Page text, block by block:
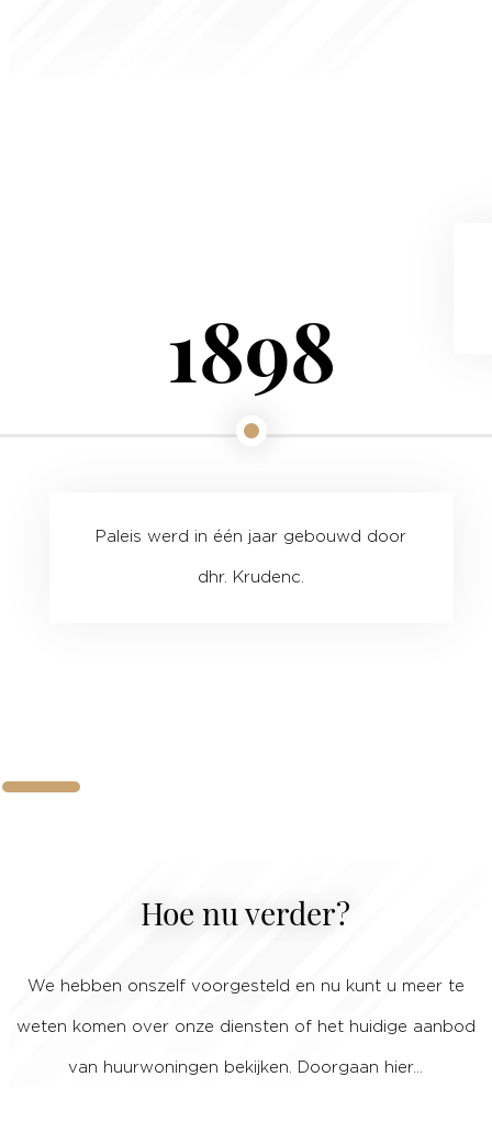
1898
Paleis werd in één jaar gebouwd door
dhr. Krudenc.
Hoe nu verder?
We hebben onszelf voorgesteld en nu kunt u meer te
weten komen over onze diensten of het huidige aanbod
van huurwoningen bekijken. Doorgaan hier…